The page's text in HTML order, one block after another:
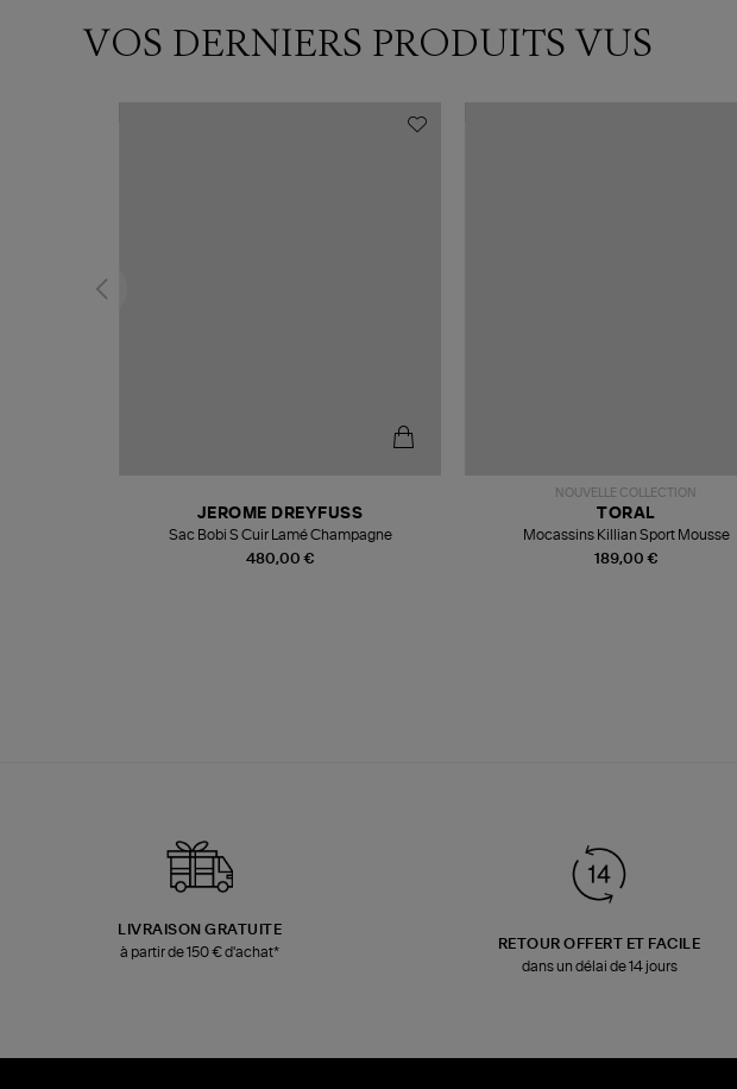
VOS DERNIERS PRODUITS VUS
480,00 €
JEROME DREYFUSS
Sac Bobi S Cuir Lamé Champagne
NOUVELLE COLLECTION
189,00 €
TORAL
Mocassins Killian Sport Mousse
LIVRAISON GRATUITE
à partir de 150 € d'achat*
RETOUR OFFERT ET FACILE
dans un délai de 14 jours